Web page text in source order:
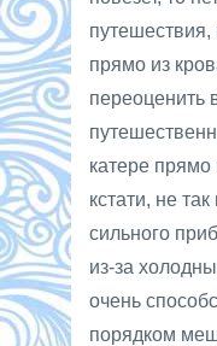
путешествия,
прямо из
переоценить
катере
кстати, не
сильного
из-за
очень
порядком